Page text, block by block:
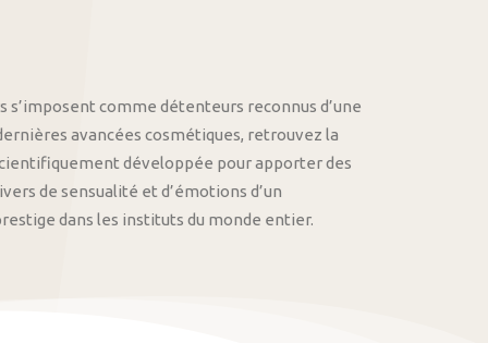
s’imposent comme détenteurs reconnus d’une
avancées cosmétiques, retrouvez la
développée pour apporter des
de sensualité et d’émotions d’un
dans les instituts du monde entier.